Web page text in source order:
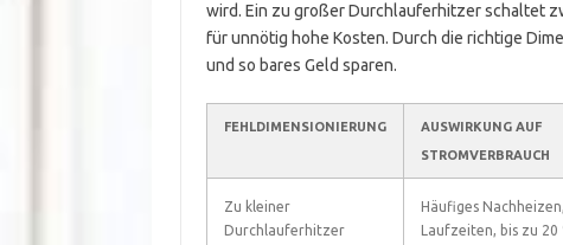
wird. Ein zu großer Durchlauferhitzer schaltet
für unnötig hohe Kosten. Durch die richtige
und so bares Geld sparen.
FEHLDIMENSIONIERUNG
AUSWIRKUNG AUF
STROMVERBRAUCH
Zu kleiner
Durchlauferhitzer
Häufiges
Laufzeiten, bis zu 20